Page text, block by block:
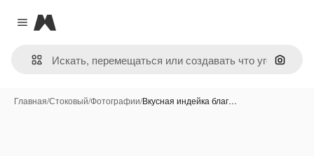
Close menu
Magnific
Поиск
Главная/Стоковый/Фотографии/Вкусная индейка благ…